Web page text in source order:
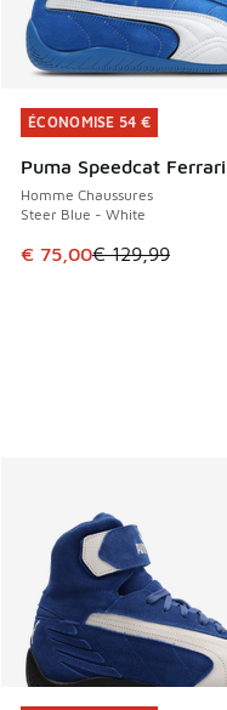
ÉCONOMISE 54 €
Puma Speedcat
Homme Chaussures
Steer Blue - White
Cet article est en
€ 75,00€ 129,99
ÉCONOMISE 54 €